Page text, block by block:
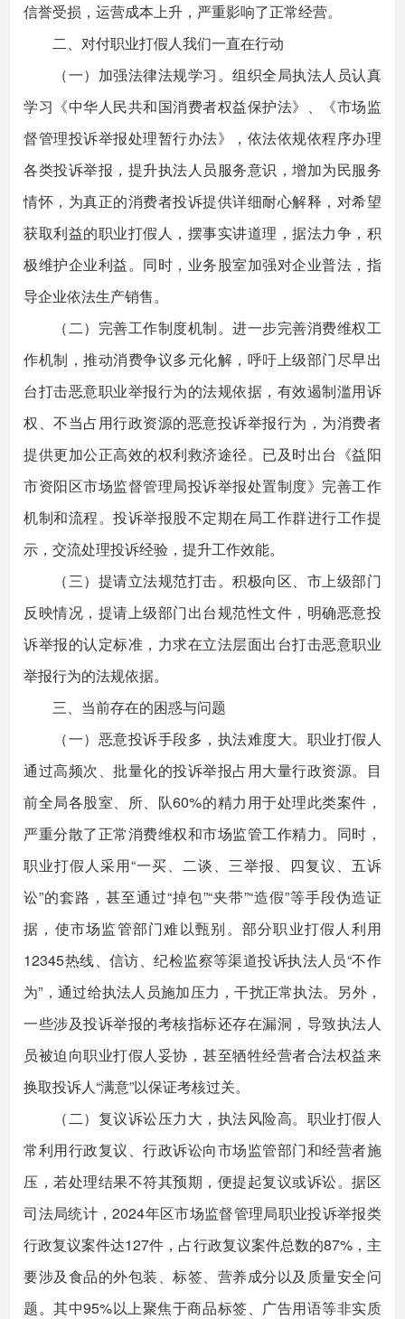
信誉受损，运营成本上升，严重影响了正常经营。
二、对付职业打假人我们一直在行动
（一）加强法律法规学习。组织全局执法人员认真
学习《中华人民共和国消费者权益保护法》、《市场监
督管理投诉举报处理暂行办法》，依法依规依程序办理
各类投诉举报，提升执法人员服务意识，增加为民服务
情怀，为真正的消费者投诉提供详细耐心解释，对希望
获取利益的职业打假人，摆事实讲道理，据法力争，积
极维护企业利益。同时，业务股室加强对企业普法，指
导企业依法生产销售。
（二）完善工作制度机制。进一步完善消费维权工
作机制，推动消费争议多元化解，呼吁上级部门尽早出
台打击恶意职业举报行为的法规依据，有效遏制滥用诉
权、不当占用行政资源的恶意投诉举报行为，为消费者
提供更加公正高效的权利救济途径。已及时出台《益阳
市资阳区市场监督管理局投诉举报处置制度》完善工作
机制和流程。投诉举报股不定期在局工作群进行工作提
示，交流处理投诉经验，提升工作效能。
（三）提请立法规范打击。积极向区、市上级部门
反映情况，提请上级部门出台规范性文件，明确恶意投
诉举报的认定标准，力求在立法层面出台打击恶意职业
举报行为的法规依据。
三、当前存在的困惑与问题
（一）恶意投诉手段多，执法难度大。职业打假人
通过高频次、批量化的投诉举报占用大量行政资源。目
前全局各股室、所、队60%的精力用于处理此类案件，
严重分散了正常消费维权和市场监管工作精力。同时，
职业打假人采用“一买、二谈、三举报、四复议、五诉
讼”的套路，甚至通过“掉包”“夹带”“造假”等手段伪造证
据，使市场监管部门难以甄别。部分职业打假人利用
12345热线、信访、纪检监察等渠道投诉执法人员“不作
为”，通过给执法人员施加压力，干扰正常执法。另外，
一些涉及投诉举报的考核指标还存在漏洞，导致执法人
员被迫向职业打假人妥协，甚至牺牲经营者合法权益来
换取投诉人“满意”以保证考核过关。
（二）复议诉讼压力大，执法风险高。职业打假人
常利用行政复议、行政诉讼向市场监管部门和经营者施
压，若处理结果不符其预期，便提起复议或诉讼。据区
司法局统计，2024年区市场监督管理局职业投诉举报类
行政复议案件达127件，占行政复议案件总数的87%，主
要涉及食品的外包装、标签、营养成分以及质量安全问
题。其中95%以上聚焦于商品标签、广告用语等非实质